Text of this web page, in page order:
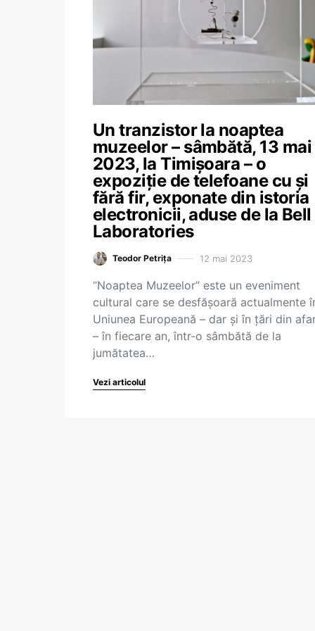
Un tranzistor la noaptea
muzeelor – sâmbătă, 13 mai
2023, la Timișoara – o
expoziție de telefoane cu și
fără fir, exponate din istoria
electronicii, aduse de la Bell
Laboratories
Teodor Petrița 12 mai 2023
“Noaptea Muzeelor” este un eveniment
cultural care se desfășoară actualmente
Uniunea Europeană – dar și în țări din
– în fiecare an, într-o sâmbătă de la
jumătatea…
Vezi articolul